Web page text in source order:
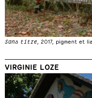
Sans titre, 2017, pigment et
VIRGINIE LOZE